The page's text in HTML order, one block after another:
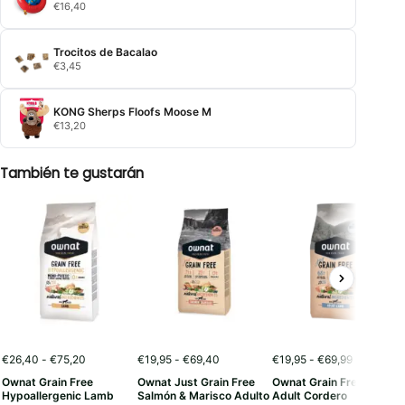
€16,40
Trocitos de Bacalao
€3,45
KONG Sherps Floofs Moose M
€13,20
También te gustarán
€26,40 - €75,20
precios:
desde
Ownat Grain Free
Hypoallergenic Lamb
€19,95 - €69,40Rango
precios:
desde
Ownat Just Grain Free
Salmón & Marisco Adulto
€19,95 - €69,99Rango
precios:
Ownat Grain Free Just
Adult Cordero